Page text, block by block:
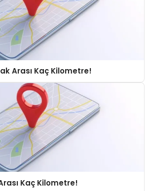
Arası Kaç Kilometre!
Kaç Kilometre!